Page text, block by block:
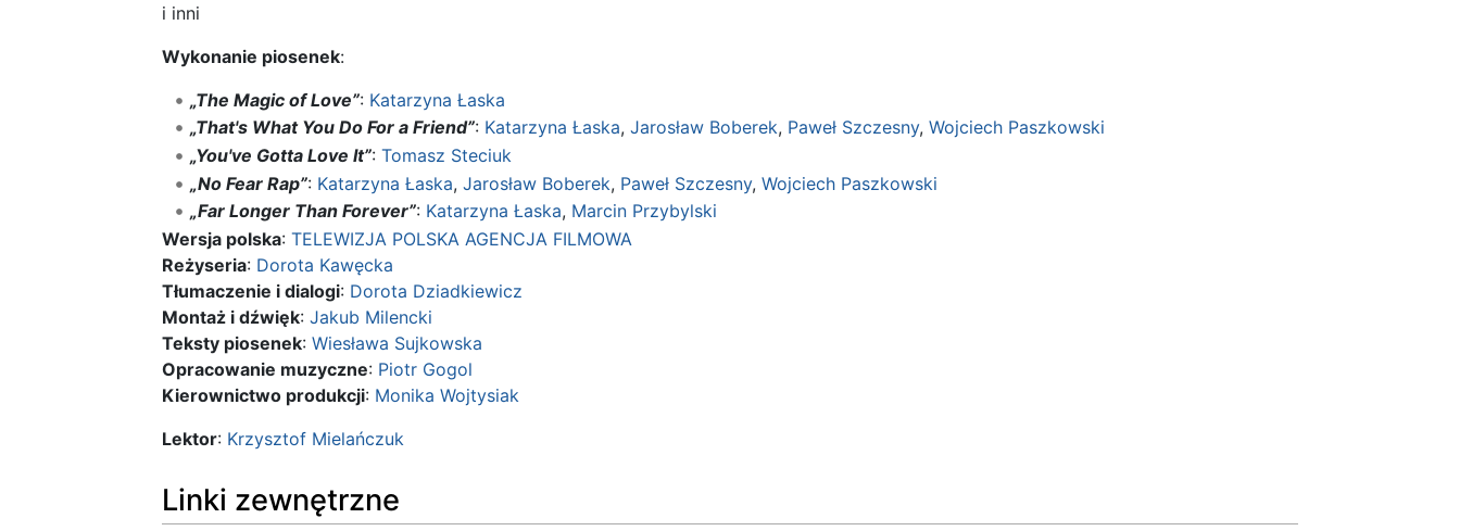
i inni
Wykonanie piosenek:
„The Magic of Love”: Katarzyna Łaska
„That's What You Do For a Friend”: Katarzyna Łaska, Jarosław Boberek, Paweł Szczesny, Wojciech Paszkowski
„You've Gotta Love It”: Tomasz Steciuk
„No Fear Rap”: Katarzyna Łaska, Jarosław Boberek, Paweł Szczesny, Wojciech Paszkowski
„Far Longer Than Forever”: Katarzyna Łaska, Marcin Przybylski
Wersja polska: TELEWIZJA POLSKA AGENCJA FILMOWA
Reżyseria: Dorota Kawęcka
Tłumaczenie i dialogi: Dorota Dziadkiewicz
Montaż i dźwięk: Jakub Milencki
Teksty piosenek: Wiesława Sujkowska
Opracowanie muzyczne: Piotr Gogol
Kierownictwo produkcji: Monika Wojtysiak
Lektor: Krzysztof Mielańczuk
Linki zewnętrzne